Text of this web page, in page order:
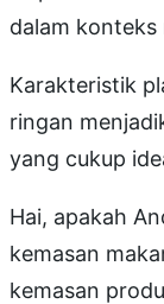
dalam
Karakteristik
ringan
yang cukup
Hai, apakah
kemasan
kemasan